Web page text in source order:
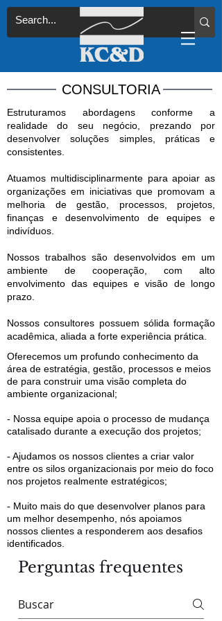
CONSULTORIA
Estruturamos abordagens conforme a
realidade do seu negócio, prezando por
desenvolver soluções simples, práticas e
consistentes.
Atuamos multidisciplinarmente para apoiar as
organizações em iniciativas que promovam a
melhoria de gestão, processos, projetos,
finanças e desenvolvimento de equipes e
indivíduos.
Nossos trabalhos são desenvolvidos em um
ambiente de cooperação, com alto
envolvimento das equipes e visão de longo
prazo.
Nossos consultores possuem sólida formação
acadêmica, aliada a forte experiência prática.
Oferecemos um profundo conhecimento da
área de estratégia, gestão, processos e meios
de para construir uma visão completa do
ambiente organizacional;
- Nossa equipe apoia o processo de mudança
catalisado durante a execução dos projetos;
- Ajudamos os nossos clientes a criar valor
entre os silos organizacionais por meio do foco
nos projetos realmente estratégicos;
- Muito mais do que desenvolver planos para
um melhor desempenho, nós apoiamos
nossos clientes a responderem aos desafios
identificados.
Perguntas frequentes